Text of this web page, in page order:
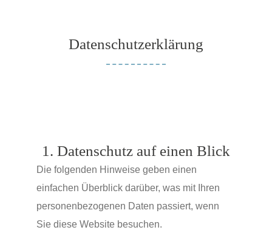
Datenschutzerklärung
1. Datenschutz auf einen Blick
Die folgenden Hinweise geben einen
einfachen Überblick darüber, was mit Ihren
personenbezogenen Daten passiert, wenn
Sie diese Website besuchen.